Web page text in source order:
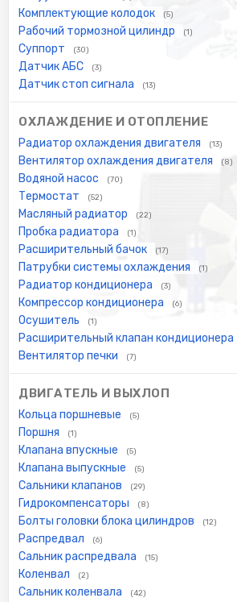
Комплектующие колодок (5)
Рабочий тормозной цилиндр (1)
Суппорт (30)
Датчик АБС (3)
Датчик стоп сигнала (13)
ОХЛАЖДЕНИЕ И ОТОПЛЕНИЕ
Радиатор охлаждения двигателя (13)
Вентилятор охлаждения двигателя (8)
Водяной насос (70)
Термостат (52)
Масляный радиатор (22)
Пробка радиатора (1)
Расширительный бачок (17)
Патрубки системы охлаждения (1)
Радиатор кондиционера (3)
Компрессор кондиционера (6)
Осушитель (1)
Расширительный клапан кондиционера
Вентилятор печки (7)
ДВИГАТЕЛЬ И ВЫХЛОП
Кольца поршневые (5)
Поршня (1)
Клапана впускные (5)
Клапана выпускные (5)
Сальники клапанов (29)
Гидрокомпенсаторы (8)
Болты головки блока цилиндров (12)
Распредвал (6)
Сальник распредвала (15)
Коленвал (2)
Сальник коленвала (42)